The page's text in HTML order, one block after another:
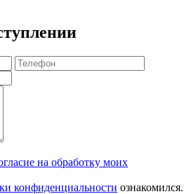
на обработку моих
конфиденциальности ознакомился.